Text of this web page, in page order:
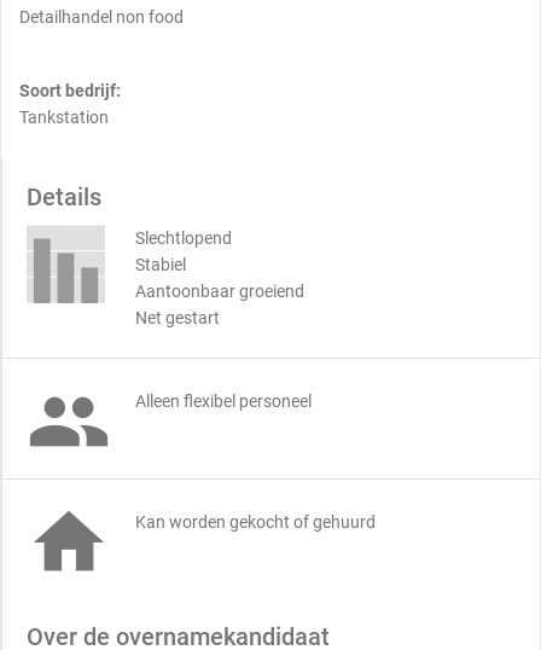
Detailhandel non food
Soort bedrijf:
Tankstation
Details
Slechtlopend
Stabiel
Aantoonbaar groeiend
Net gestart
 Alleen flexibel personeel
 Kan worden gekocht of gehuurd
Over de overnamekandidaat